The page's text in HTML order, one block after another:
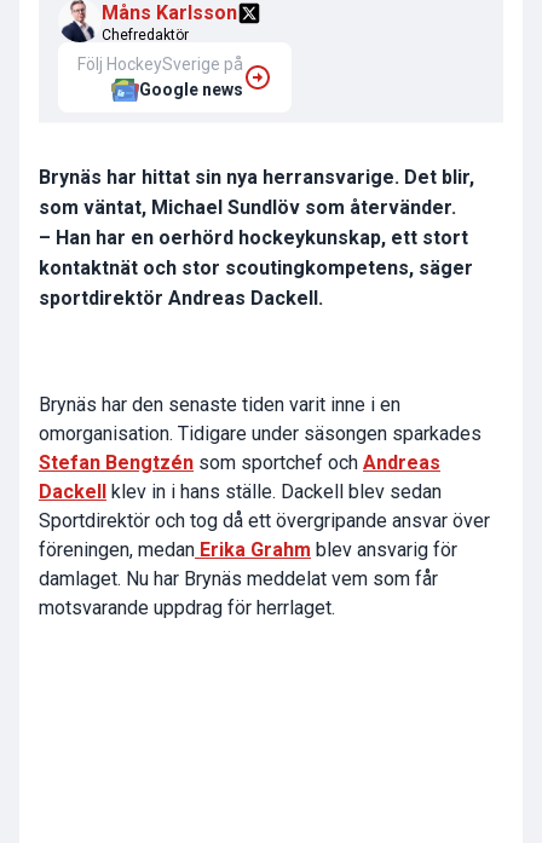
Måns Karlsson
Chefredaktör
Följ HockeySverige på
Google news
Brynäs har hittat sin nya herransvarige. Det blir,
som väntat, Michael Sundlöv som återvänder.
– Han har en oerhörd hockeykunskap, ett stort
kontaktnät och stor scoutingkompetens, säger
sportdirektör Andreas Dackell.
Brynäs har den senaste tiden varit inne i en
omorganisation. Tidigare under säsongen sparkades
Stefan Bengtzén som sportchef och Andreas
Dackell
klev in i hans ställe. Dackell blev sedan
Sportdirektör och tog då ett övergripande ansvar över
föreningen, medan Erika Grahm blev ansvarig för
damlaget. Nu har Brynäs meddelat vem som får
motsvarande uppdrag för herrlaget.